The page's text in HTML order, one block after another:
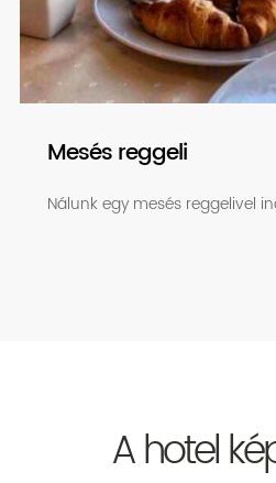
Mesés reggeli
Nálunk egy mesés reggelivel
A hotel